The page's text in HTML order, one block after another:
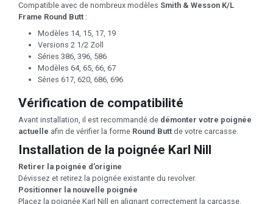
Compatible avec de nombreux modèles Smith & Wesson K/L
Frame Round Butt :
Modèles 14, 15, 17, 19
Versions 2 1/2 Zoll
Séries 386, 396, 586
Modèles 64, 65, 66, 67
Séries 617, 620, 686, 696
Vérification de compatibilité
Avant installation, il est recommandé de démonter votre poignée
actuelle afin de vérifier la forme Round Butt de votre carcasse.
Installation de la poignée Karl Nill
Retirer la poignée d’origine
Dévissez et retirez la poignée existante du revolver.
Positionner la nouvelle poignée
Placez la poignée Karl Nill en alignant correctement la carcasse.